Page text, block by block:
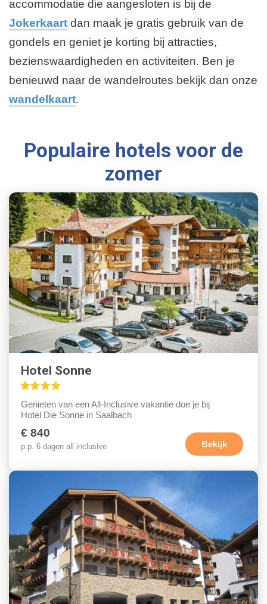
accommodatie die aangesloten is bij de
Jokerkaart dan maak je gratis gebruik van de
gondels en geniet je korting bij attracties,
bezienswaardigheden en activiteiten. Ben je
benieuwd naar de wandelroutes bekijk dan onze
wandelkaart.
Populaire hotels voor de
zomer
Hotel Sonne
Genieten van een All-Inclusive vakantie doe je bij
Hotel Die Sonne in Saalbach
€ 840
p.p. 6 dagen all inclusive Bekijk